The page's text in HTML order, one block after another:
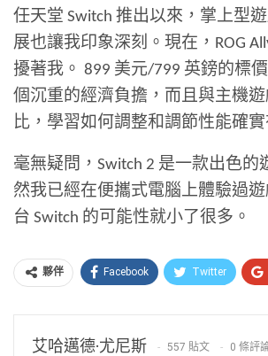
任天堂 Switch 推出以來，掌上型
展也讓我印象深刻。現在，ROG
擾著我。 899 美元/799 英鎊的標
個沉重的經濟負擔，而且與主機
比，學習如何調整和調節性能確實
毫無疑問，Switch 2 是一款出色的
然我已經在便攜式電腦上體驗過
台 Switch 的可能性就小了很多。
夥伴 Facebook Twitter
艾哈邁德·尤尼斯 557 貼文 0 條評